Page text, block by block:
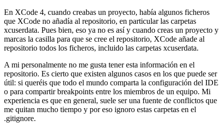
En XCode 4, cuando creabas un proyecto, había algunos ficheros
que XCode no añadía al repositorio, en particular las carpetas
xcuserdata. Pues bien, eso ya no es así y cuando creas un proyecto y
marcas la casilla para que se cree el repositorio, XCode añade al
repositorio todos los ficheros, incluido las carpetas xcuserdata.
A mi personalmente no me gusta tener esta información en el
repositorio. Es cierto que existen algunos casos en los que puede ser
útil: si queréis que todo el mundo comparta la configuración del IDE
o para compartir breakpoints entre los miembros de un equipo. Mi
experiencia es que en general, suele ser una fuente de conflictos que
me quitan mucho tiempo y por eso ignoro estas carpetas en el
.gitignore.